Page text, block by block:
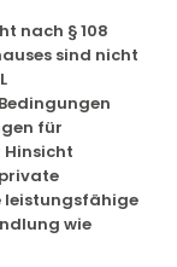
nach § 108
sind nicht
für
Hinsicht
leistungsfähige
wie